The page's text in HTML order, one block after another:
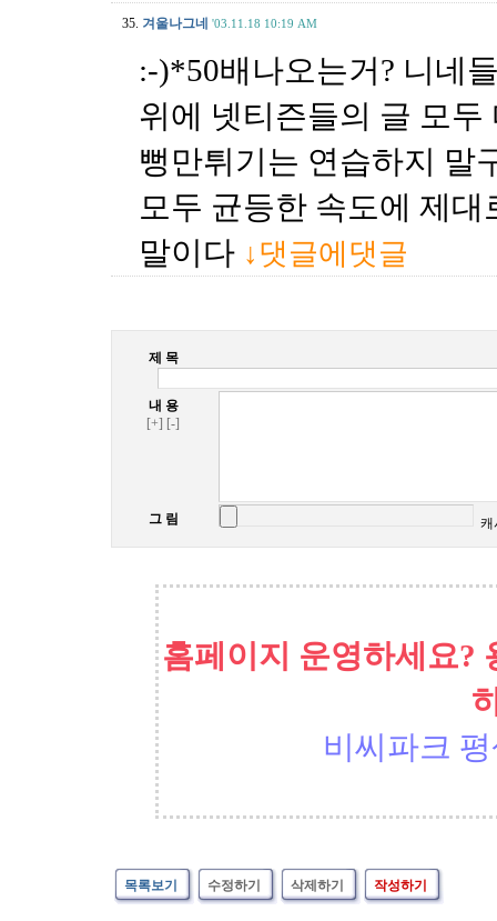
35. 겨울나그네 '03.11.18 10:19 AM
:-)*50배나오는거? 니네
위에 넷티즌들의 글 모
뻥만튀기는 연습하지 말
모두 균등한 속도에 제
말이다 ↓댓글에댓글
제 목
내 용
[+] [-]
그 림 캐
홈페이지 운영하세요?
비씨파크
목록보기 수정하기 삭제하기 작성하기